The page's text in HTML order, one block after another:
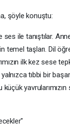
şöyle konuştu:
ile tanıştılar.
temel taşları. Dil
ilk kez sese
tıbbi bir